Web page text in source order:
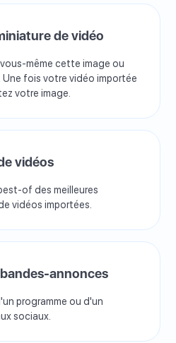
de vidéo
même cette image ou
Une fois votre vidéo importée
votre image.
vidéos
of des meilleures
vidéos importées.
annonces
programme ou d'un
sociaux.